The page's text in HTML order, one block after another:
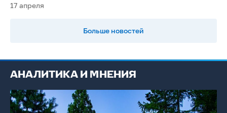
17 апреля
Больше новостей
АНАЛИТИКА И МНЕНИЯ